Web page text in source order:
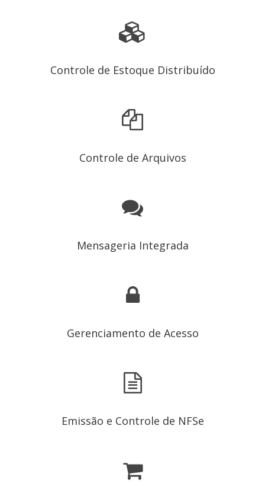
Controle de Estoque Distribuído
Controle de Arquivos
Mensageria Integrada
Gerenciamento de Acesso
Emissão e Controle de NFSe